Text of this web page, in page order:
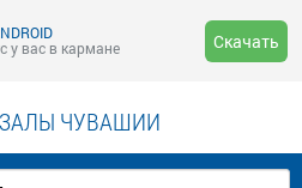
у вас в кармане
Скачать
ЧУВАШИИ